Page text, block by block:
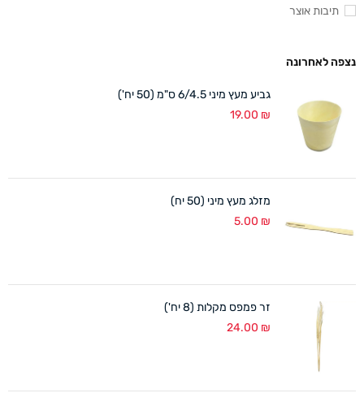
תיבות אוצר
נצפה לאחרונה
גביע מעץ מיני 6/4.5 ס"מ (50 יח')
19.00 ₪
מזלג מעץ מיני (50 יח)
5.00 ₪
זר פמפס מקלות (8 יח')
24.00 ₪